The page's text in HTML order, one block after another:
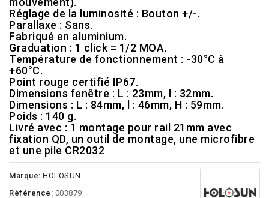
Réglage de la luminosité : Bouton +/-.
Parallaxe : Sans.
Fabriqué en aluminium.
Graduation : 1 click = 1/2 MOA.
Température de fonctionnement : -30°C à
+60°C.
Point rouge certifié IP67.
Dimensions fenêtre : L : 23mm, l : 32mm.
Dimensions : L : 84mm, l : 46mm, H : 59mm.
Poids : 140 g.
Livré avec : 1 montage pour rail 21mm avec
fixation QD, un outil de montage, une microfibre
et une pile CR2032
Marque: HOLOSUN
Référence: 003879